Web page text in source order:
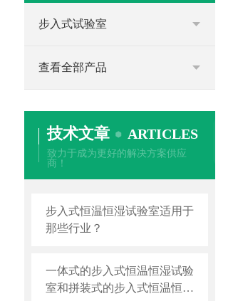
步入式试验室
查看全部产品
技术文章 ARTICLES
致力于成为更好的解决方案供应
商！
步入式恒温恒湿试验室适用于
那些行业？
一体式的步入式恒温恒湿试验
室和拼装式的步入式恒温恒湿